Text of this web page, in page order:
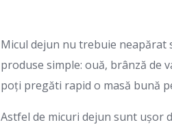
Micul dejun nu trebuie neapărat
produse simple: ouă, brânză de
poți pregăti rapid o masă bună
Astfel de micuri dejun sunt ușor